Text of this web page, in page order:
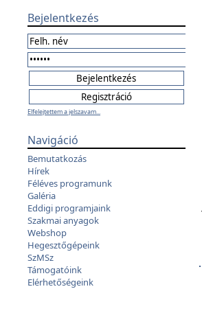
Bejelentkezés
Elfelejtettem a jelszavam...
Navigáció
Bemutatkozás
Hírek
Féléves programunk
Galéria
Eddigi programjaink
Szakmai anyagok
Webshop
Hegesztőgépeink
SzMSz
Támogatóink
Elérhetőségeink